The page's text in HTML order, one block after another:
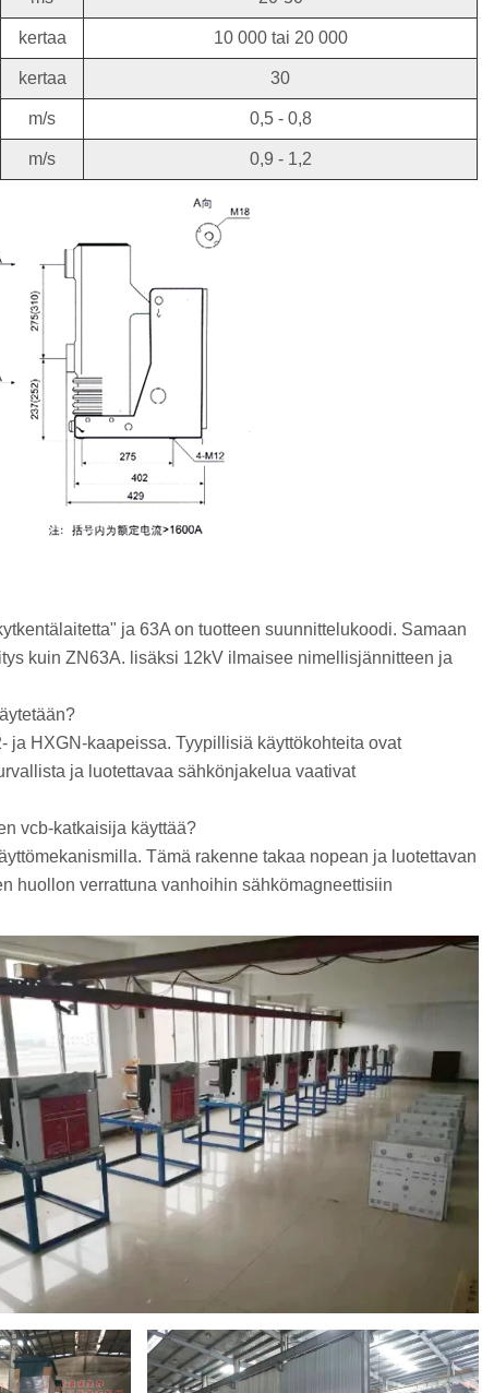
kertaa 10 000 tai 20 000
kertaa 30
m/s 0,5 - 0,8
m/s 0,9 - 1,2
ja 63A on tuotteen suunnittelukoodi. Samaan
kuin ZN63A. lisäksi 12kV ilmaisee nimellisjännitteen ja
HXGN-kaapeissa. Tyypillisiä käyttökohteita ovat
ja luotettavaa sähkönjakelua vaativat
vcb-katkaisija käyttää?
Tämä rakenne takaa nopean ja luotettavan
huollon verrattuna vanhoihin sähkömagneettisiin